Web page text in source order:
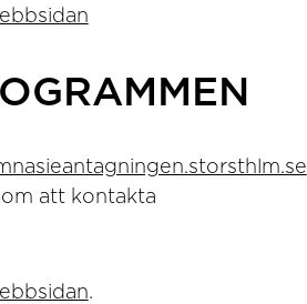
att kontakta
.